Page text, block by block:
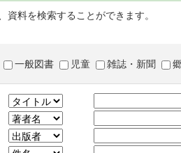
資料を検索することができます。
一般図書 児童 雑誌・新聞